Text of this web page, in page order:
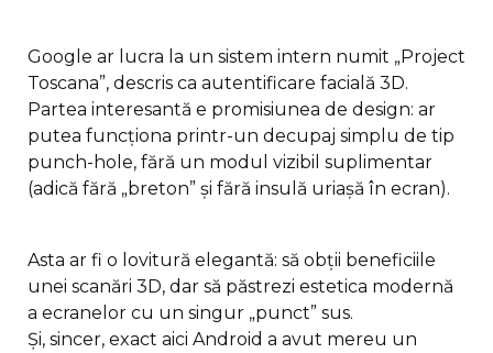
Google ar lucra la un sistem intern numit „Project
Toscana”, descris ca autentificare facială 3D.
Partea interesantă e promisiunea de design: ar
putea funcționa printr-un decupaj simplu de tip
punch-hole, fără un modul vizibil suplimentar
(adică fără „breton” și fără insulă uriașă în ecran).
Asta ar fi o lovitură elegantă: să obții beneficiile
unei scanări 3D, dar să păstrezi estetica modernă
a ecranelor cu un singur „punct” sus.
Și, sincer, exact aici Android a avut mereu un